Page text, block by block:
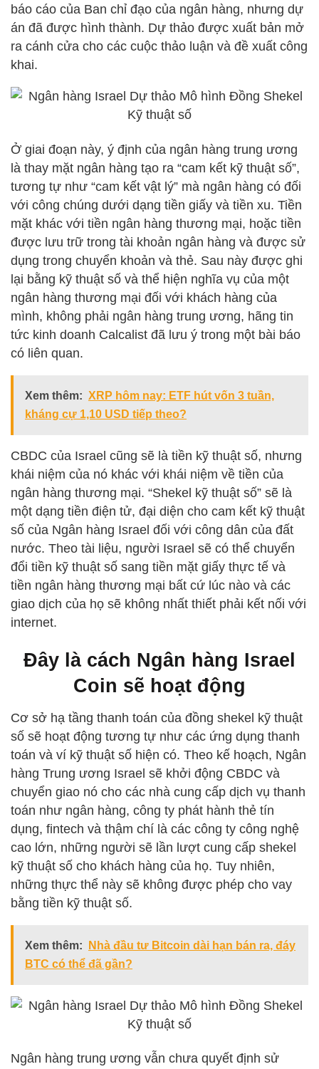
báo cáo của Ban chỉ đạo của ngân hàng, nhưng dự
án đã được hình thành. Dự thảo được xuất bản mở
ra cánh cửa cho các cuộc thảo luận và đề xuất công
khai.
Ở giai đoạn này, ý định của ngân hàng trung ương
là thay mặt ngân hàng tạo ra “cam kết kỹ thuật số”,
tương tự như “cam kết vật lý” mà ngân hàng có đối
với công chúng dưới dạng tiền giấy và tiền xu. Tiền
mặt khác với tiền ngân hàng thương mại, hoặc tiền
được lưu trữ trong tài khoản ngân hàng và được sử
dụng trong chuyển khoản và thẻ. Sau này được ghi
lại bằng kỹ thuật số và thể hiện nghĩa vụ của một
ngân hàng thương mại đối với khách hàng của
mình, không phải ngân hàng trung ương, hãng tin
tức kinh doanh Calcalist đã lưu ý trong một bài báo
có liên quan.
Xem thêm: XRP hôm nay: ETF hút vốn 3 tuần,
kháng cự 1,10 USD tiếp theo?
CBDC của Israel cũng sẽ là tiền kỹ thuật số, nhưng
khái niệm của nó khác với khái niệm về tiền của
ngân hàng thương mại. “Shekel kỹ thuật số” sẽ là
một dạng tiền điện tử, đại diện cho cam kết kỹ thuật
số của Ngân hàng Israel đối với công dân của đất
nước. Theo tài liệu, người Israel sẽ có thể chuyển
đổi tiền kỹ thuật số sang tiền mặt giấy thực tế và
tiền ngân hàng thương mại bất cứ lúc nào và các
giao dịch của họ sẽ không nhất thiết phải kết nối với
internet.
Đây là cách Ngân hàng Israel
Coin sẽ hoạt động
Cơ sở hạ tầng thanh toán của đồng shekel kỹ thuật
số sẽ hoạt động tương tự như các ứng dụng thanh
toán và ví kỹ thuật số hiện có. Theo kế hoạch, Ngân
hàng Trung ương Israel sẽ khởi động CBDC và
chuyển giao nó cho các nhà cung cấp dịch vụ thanh
toán như ngân hàng, công ty phát hành thẻ tín
dụng, fintech và thậm chí là các công ty công nghệ
cao lớn, những người sẽ lần lượt cung cấp shekel
kỹ thuật số cho khách hàng của họ. Tuy nhiên,
những thực thể này sẽ không được phép cho vay
bằng tiền kỹ thuật số.
Xem thêm:
Nhà đầu tư Bitcoin dài hạn bán ra, đáy
BTC có thể đã gần?
Ngân hàng trung ương vẫn chưa quyết định sử